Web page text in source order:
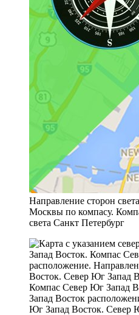
Направление сторон
Москвы по компасу.
света Санкт Петербург
Компас Север Юг Запад
Запад Восток
Юг Запад Восток. Север